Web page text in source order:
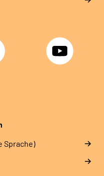
YouTube
Sprache)